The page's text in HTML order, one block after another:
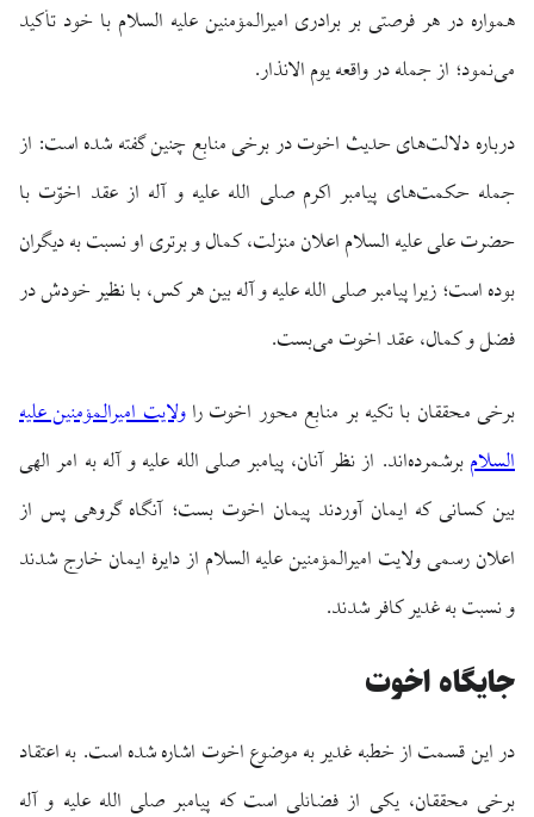
همواره در هر فرصتی بر برادری امیرالمؤمنین علیه السلام با خود تأکید
می‌نمود؛ از جمله در واقعه یوم الانذار.
درباره دلالت‌های حدیث اخوت در برخی منابع چنین گفته شده است: از
جمله حکمت‌های پیامبر اکرم صلی الله علیه و آله از عقد اخوّت با
حضرت علی علیه السلام اعلان منزلت، کمال و برتری او نسبت به دیگران
بوده است؛ زیرا پیامبر صلی الله علیه و آله بین هر کس، با نظیر خودش در
فضل و کمال، عقد اخوت می‌بست.
برخی محققان با تکیه بر منابع محور اخوت راولایت امیرالمؤمنین علیه
السلامبرشمرده‌اند. از نظر آنان، پیامبر صلی الله علیه و آله به امر الهی
بین کسانی که ایمان آوردند پیمان اخوت بست؛ آنگاه گروهی پس از
اعلان رسمی ولایت امیرالمؤمنین علیه السلام از دایرهٔ ایمان خارج شدند
و نسبت به غدیر کافر شدند.
جایگاه اخوت
در این قسمت از خطبه غدیر به موضوع اخوت اشاره شده است. به اعتقاد
برخی محققان، یکی از فضائلی است که پیامبر صلی الله علیه و آله